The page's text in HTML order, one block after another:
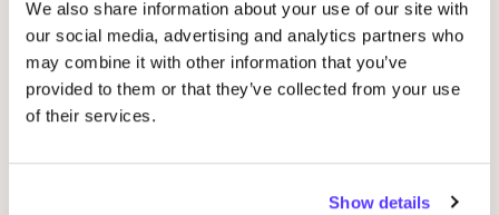
We also share information about your use of our site with
our social media, advertising and analytics partners who
may combine it with other information that you’ve
provided to them or that they’ve collected from your use
of their services.
Show details